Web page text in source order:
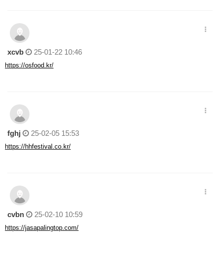
xcvb 25-01-22 10:46
https://osfood.kr/
fghj 25-02-05 15:53
https://hhfestival.co.kr/
cvbn 25-02-10 10:59
https://jasapalingtop.com/